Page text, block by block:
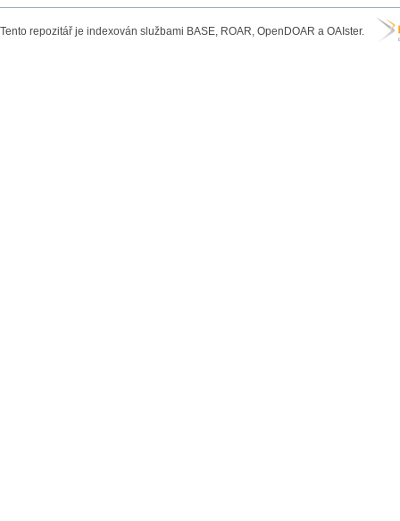
Tento repozitář je indexován službami BASE, ROAR, OpenDOAR a OAIster.